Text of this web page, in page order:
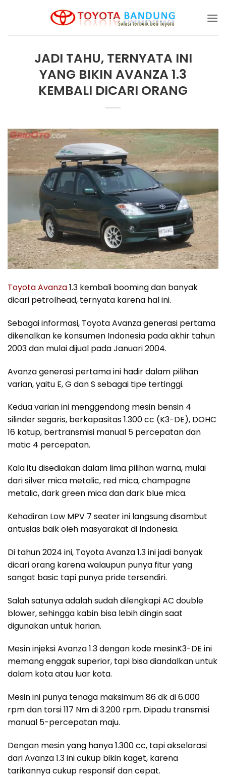
JADI TAHU, TERNYATA INI
YANG BIKIN AVANZA 1.3
KEMBALI DICARI ORANG
Toyota Avanza1.3 kembali booming dan banyak
dicari petrolhead, ternyata karena hal ini.
Sebagai informasi, Toyota Avanza generasi pertama
dikenalkan ke konsumen Indonesia pada akhir tahun
2003 dan mulai dijual pada Januari 2004.
Avanza generasi pertama ini hadir dalam pilihan
varian, yaitu E, G dan S sebagai tipe tertinggi.
Kedua varian ini menggendong mesin bensin 4
silinder segaris, berkapasitas 1.300 cc (K3-DE), DOHC
16 katup, bertransmisi manual 5 percepatan dan
matic 4 percepatan.
Kala itu disediakan dalam lima pilihan warna, mulai
dari silver mica metalic, red mica, champagne
metalic, dark green mica dan dark blue mica.
Kehadiran Low MPV 7 seater ini langsung disambut
antusias baik oleh masyarakat di Indonesia.
Di tahun 2024 ini, Toyota Avanza 1.3 ini jadi banyak
dicari orang karena walaupun punya fitur yang
sangat basic tapi punya pride tersendiri.
Salah satunya adalah sudah dilengkapi AC double
blower, sehingga kabin bisa lebih dingin saat
digunakan untuk harian.
Mesin injeksi Avanza 1.3 dengan kode mesinK3-DE ini
memang enggak superior, tapi bisa diandalkan untuk
dalam kota atau luar kota.
Mesin ini punya tenaga maksimum 86 dk di 6.000
rpm dan torsi 117 Nm di 3.200 rpm. Dipadu transmisi
manual 5-percepatan maju.
Dengan mesin yang hanya 1.300 cc, tapi akselarasi
dari Avanza 1.3 ini cukup bikin kaget, karena
tarikannya cukup responsif dan cepat.